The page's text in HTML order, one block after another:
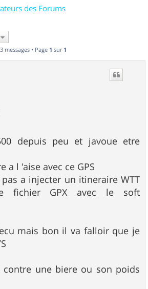
des Forums
3 messages • Page 1 sur 1
depuis peu et javoue etre
a l 'aise avec ce GPS
a injecter un itineraire WTT
fichier GPX avec le soft
mais bon il va falloir que je
une biere ou son poids